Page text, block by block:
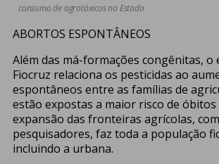
consumo de agrotóxicos no Estado
ABORTOS ESPONTÂNEOS
Além das má-formações congênitas, o
Fiocruz relaciona os pesticidas ao
espontâneos entre as famílias de
estão expostas a maior risco de óbitos
expansão das fronteiras agrícolas,
pesquisadores, faz toda a população
incluindo a urbana.